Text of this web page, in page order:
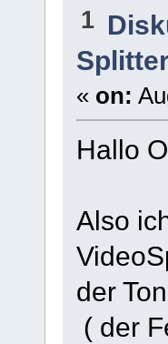
1
« on:
Hallo
Also
der Ton
( der